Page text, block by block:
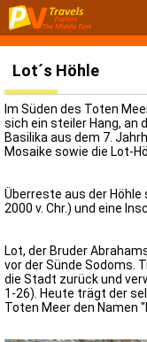
Lot´s Höhle
Im Süden des Toten
sich ein steiler Hang, an
Basilika aus dem 7.
Mosaike sowie die Lot-
Überreste aus der
2000 v. Chr.) und eine
Lot, der Bruder
vor der Sünde Sodoms.
die Stadt zurück und
1-26). Heute trägt der
Toten Meer den Namen